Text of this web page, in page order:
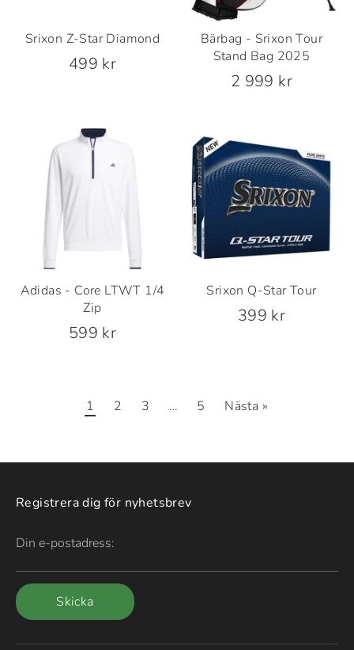
Srixon Z-Star Diamond
499 kr
Bärbag - Srixon Tour
Stand Bag 2025
2 999 kr
Adidas - Core LTWT 1/4
Zip
599 kr
Srixon Q-Star Tour
399 kr
1 2 3 … 5 Nästa »
Registrera dig för nyhetsbrev
Din e-postadress:
Skicka